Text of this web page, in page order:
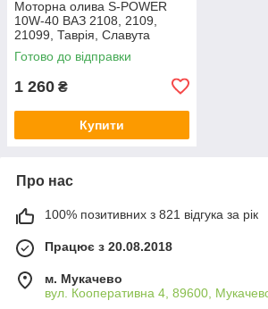
Моторна олива S-POWER
10W-40 ВАЗ 2108, 2109,
21099, Таврія, Славута
карбюратор комплект фільтр
масляний, повітряний,
Готово до відправки
1 260 ₴
Купити
Про нас
100% позитивних з 821 відгука за рік
Працює з 20.08.2018
м. Мукачево
вул. Кооперативна 4, 89600,